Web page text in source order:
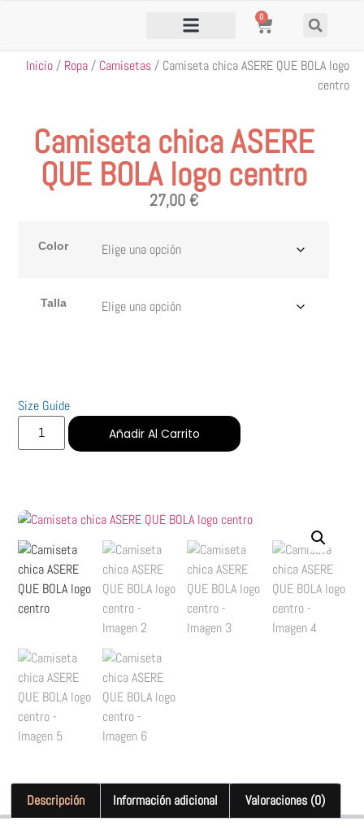
0
Inicio/ Ropa/ Camisetas/ Camiseta chica ASERE QUE BOLA logo
centro
Camiseta chica ASERE
QUE BOLA logo centro
27,00€
Color
Talla
Size Guide
Añadir Al Carrito
Descripción Información adicional Valoraciones (0)